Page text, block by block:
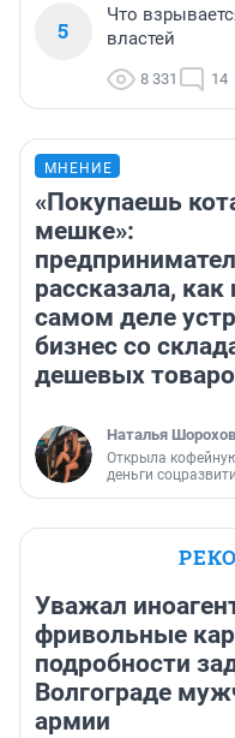
5
Что
властей
8 331 14
МНЕНИЕ
«Покупаешь
мешке»:
рассказала, как
самом деле
бизнес со
дешевых
Наталья
Открыла
деньги
Уважал
фривольные
подробности
Волгограде
армии